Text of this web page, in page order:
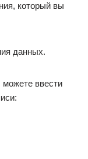
который вы
данных.
ввести